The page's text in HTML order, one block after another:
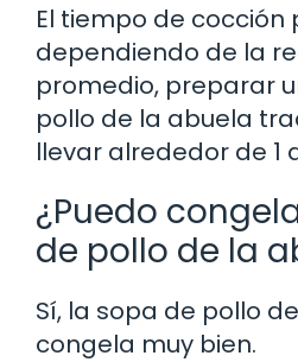
El tiempo de cocción
dependiendo de la
promedio, preparar
pollo de la abuela
llevar alrededor de 1
¿Puedo
de pollo de la
Sí, la sopa de pollo
congela muy bien.